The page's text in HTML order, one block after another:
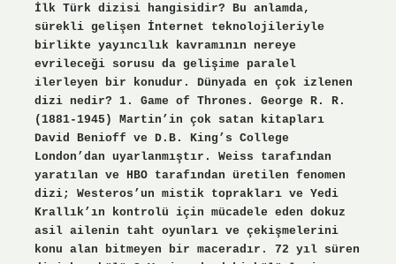
İlk Türk dizisi hangisidir? Bu anlamda,
sürekli gelişen İnternet teknolojileriyle
birlikte yayıncılık kavramının nereye
evrileceği sorusu da gelişime paralel
ilerleyen bir konudur. Dünyada en çok izlenen
dizi nedir? 1. Game of Thrones. George R. R.
(1881-1945) Martin’in çok satan kitapları
David Benioff ve D.B. King’s College
London’dan uyarlanmıştır. Weiss tarafından
yaratılan ve HBO tarafından üretilen fenomen
dizi; Westeros’un mistik toprakları ve Yedi
Krallık’ın kontrolü için mücadele eden dokuz
asil ailenin taht oyunları ve çekişmelerini
konu alan bitmeyen bir maceradır. 72 yıl süren